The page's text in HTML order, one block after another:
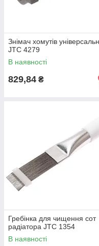
Знімач хомутів
JTC 4279
В наявності
829,84 ₴
Гребінка для чищення сот
радіатора JTC 1354
В наявності